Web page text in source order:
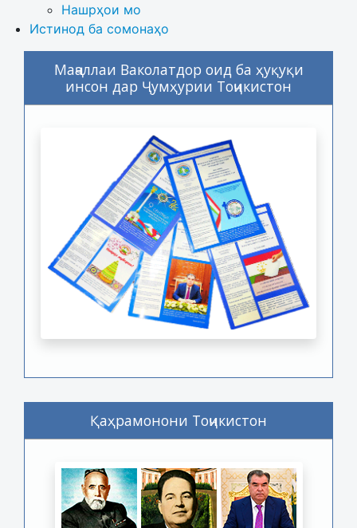
Нашрҳои мо
Истинод ба сомонаҳо
Маҷаллаи Ваколатдор оид ба ҳуқуқи
инсон дар Ҷумҳурии Тоҷикистон
Қаҳрамонони Тоҷикистон